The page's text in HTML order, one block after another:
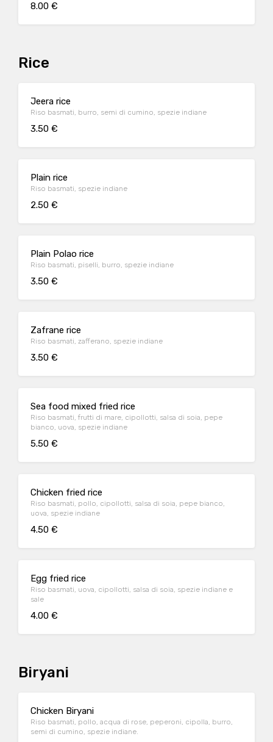
8.00 €
Rice
Jeera rice
Riso basmati, burro, semi di cumino, spezie indiane
3.50 €
Plain rice
Riso basmati, spezie indiane
2.50 €
Plain Polao rice
Riso basmati, piselli, burro, spezie indiane
3.50 €
Zafrane rice
Riso basmati, zafferano, spezie indiane
3.50 €
Sea food mixed fried rice
Riso basmati, frutti di mare, cipollotti, salsa di soia, pepe
bianco, uova, spezie indiane
5.50 €
Chicken fried rice
Riso basmati, pollo, cipollotti, salsa di soia, pepe bianco,
uova, spezie indiane
4.50 €
Egg fried rice
Riso basmati, uova, cipollotti, salsa di soia, spezie indiane e
sale
4.00 €
Biryani
Chicken Biryani
Riso basmati, pollo, acqua di rose, peperoni, cipolla, burro,
semi di cumino, spezie indiane.